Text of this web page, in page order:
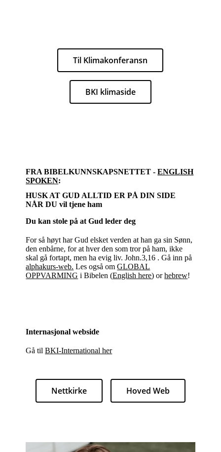
Til Klimakonferansn
BKI klimaside
FRA BIBELKUNNSKAPSNETTET -ENGLISH
SPOKEN:
HUSK AT GUD ALLTID ER PÅ DIN SIDE
NÅR DU vil tjene ham
Du kan stole på at Gud leder deg
For så høyt har Gud elsket verden at han ga sin Sønn,
den enbårne, for at hver den som tror på ham, ikke
skal gå fortapt, men ha evig liv. John.3,16 . Gå inn på
alphakurs-web. Les også omGLOBAL
OPPVARMING i Bibelen (English here) orhebrew!
Internasjonal webside
Gå tilBKI-International her
Nettkirke Hoved Web